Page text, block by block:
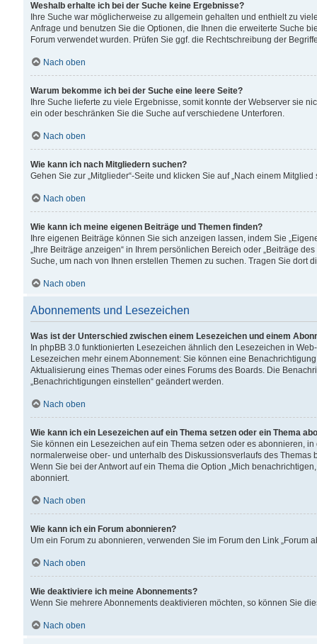
Weshalb erhalte ich bei der Suche keine Ergebnisse?
Ihre Suche war möglicherweise zu allgemein gehalten und enthielt zu
Anfrage und benutzen Sie die Optionen, die Ihnen die erweiterte Suche
Forum verwendet wurden. Prüfen Sie ggf. die Rechtschreibung der
Nach oben
Warum bekomme ich bei der Suche eine leere Seite?
Ihre Suche lieferte zu viele Ergebnisse, somit konnte der Webserver sie
ein oder beschränken Sie die Suche auf verschiedene Unterforen.
Nach oben
Wie kann ich nach Mitgliedern suchen?
Gehen Sie zur „Mitglieder“-Seite und klicken Sie auf „Nach einem Mitglied
Nach oben
Wie kann ich meine eigenen Beiträge und Themen finden?
Ihre eigenen Beiträge können Sie sich anzeigen lassen, indem Sie
„Ihre Beiträge anzeigen“ in Ihrem persönlichen Bereich oder „Beiträge
Suche, um nach von Ihnen erstellen Themen zu suchen. Tragen Sie dort
Nach oben
Abonnements und Lesezeichen
Was ist der Unterschied zwischen einem Lesezeichen und einem
In phpBB 3.0 funktionierten Lesezeichen ähnlich den Lesezeichen in
Lesezeichen mehr einem Abonnement: Sie können eine
Aktualisierung eines Themas oder eines Forums des Boards. Die
„Benachrichtigungen einstellen“ geändert werden.
Nach oben
Wie kann ich ein Lesezeichen auf ein Thema setzen oder ein Thema
Sie können ein Lesezeichen auf ein Thema setzen oder es abonnieren,
normalerweise ober- und unterhalb des Diskussionsverlaufs des Themas
Wenn Sie bei der Antwort auf ein Thema die Option „Mich
abonniert.
Nach oben
Wie kann ich ein Forum abonnieren?
Um ein Forum zu abonnieren, verwenden Sie im Forum den Link „Forum
Nach oben
Wie deaktiviere ich meine Abonnements?
Wenn Sie mehrere Abonnements deaktivieren möchten, so können Sie
Nach oben